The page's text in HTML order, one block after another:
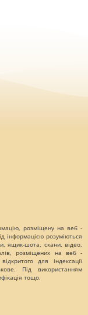
розміщену на веб -
інформацією розуміються
ящик-шота, скани, відео,
розміщених на веб -
для індексації
Під використанням
тощо.